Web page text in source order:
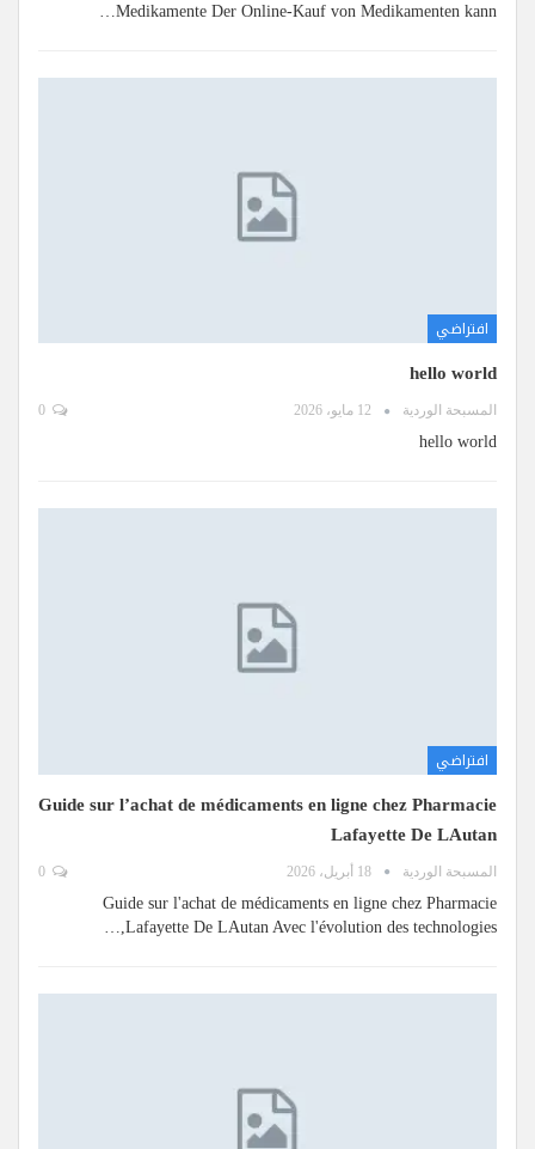
Medikamente Der Online-Kauf von Medikamenten kann…
افتراضي
hello world
المسبحة الوردية 12 مايو، 2026
hello world
افتراضي
Guide sur l’achat de médicaments en ligne chez Pharmacie
Lafayette De LAutan
المسبحة الوردية 18 أبريل، 2026
Guide sur l'achat de médicaments en ligne chez Pharmacie
Lafayette De LAutan Avec l'évolution des technologies,…